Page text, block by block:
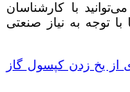
با کارشناسان
توجه به نیاز صنعتی
از یخ زدن کپسول گاز